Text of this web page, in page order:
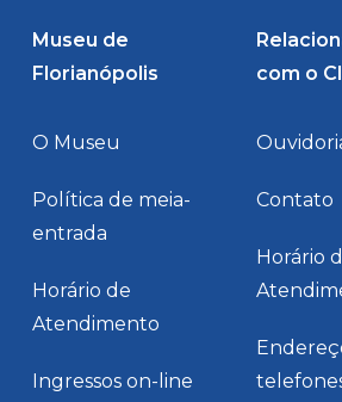
Museu de
Florianópolis
O Museu
Política de meia-
entrada
Horário de
Atendimento
Ingressos on-line
com o
Contato
Horário